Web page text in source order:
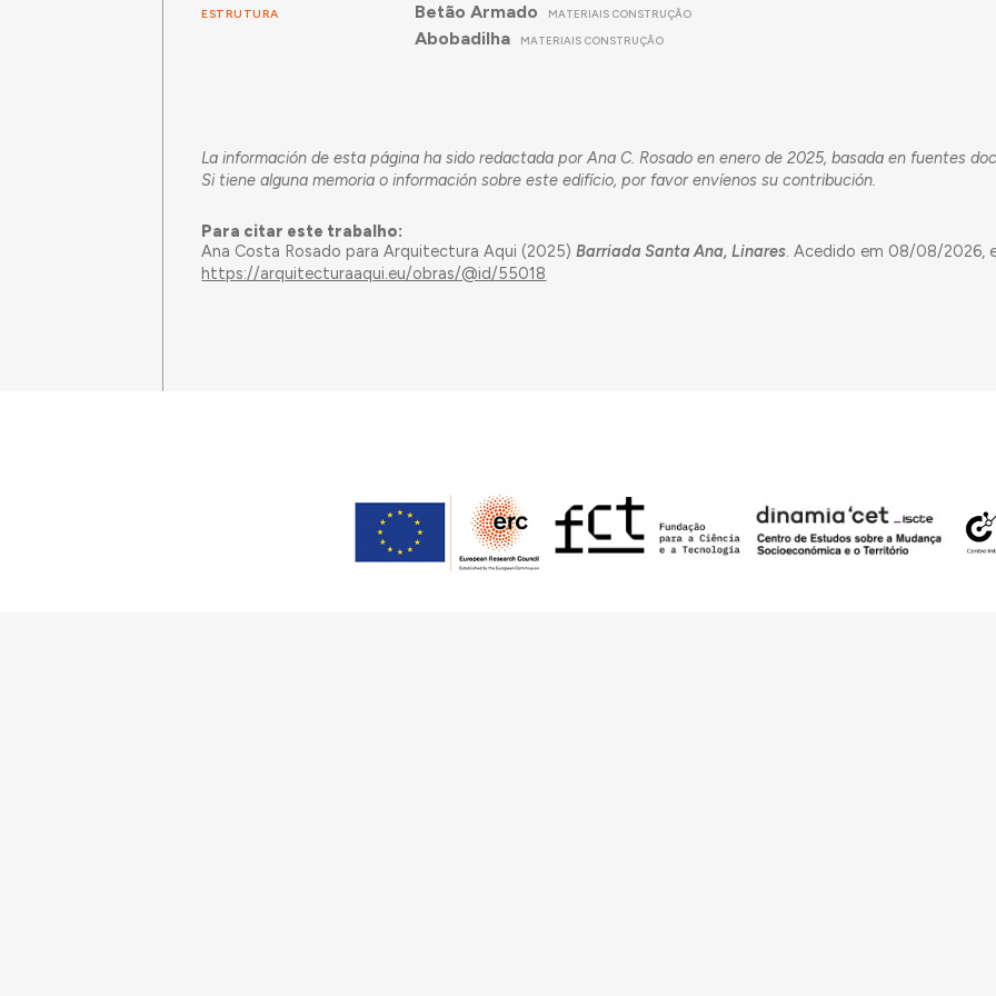
ESTRUTURA Betão Armado MATERIAIS CONSTRUÇÃO
Abobadilha MATERIAIS CONSTRUÇÃO
La información de esta página ha sido redactada por Ana C. Rosado en enero de 2025, basada en fuentes
Si tiene alguna memoria o información sobre este edifício, por favor envíenos su contribución.
Para citar este trabalho:
Ana Costa Rosado para Arquitectura Aqui (2025)Barriada Santa Ana, Linares . Acedido em 08/08/2026,
https://arquitecturaaqui.eu/obras/@id/55018